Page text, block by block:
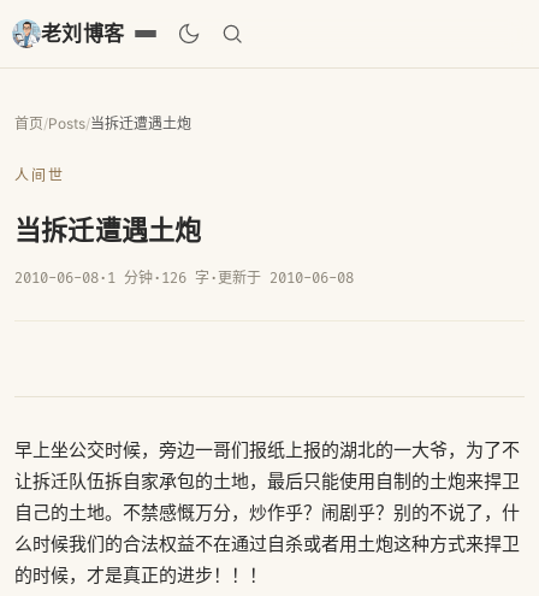
老刘博客
首页/Posts/当拆迁遭遇土炮
人间世
当拆迁遭遇土炮
2010-06-08· 1 分钟· 126 字 · 更新于 2010-06-08
早上坐公交时候，旁边一哥们报纸上报的湖北的一大爷，为了不
让拆迁队伍拆自家承包的土地，最后只能使用自制的土炮来捍卫
自己的土地。不禁感慨万分，炒作乎？闹剧乎？别的不说了，什
么时候我们的合法权益不在通过自杀或者用土炮这种方式来捍卫
的时候，才是真正的进步！！！